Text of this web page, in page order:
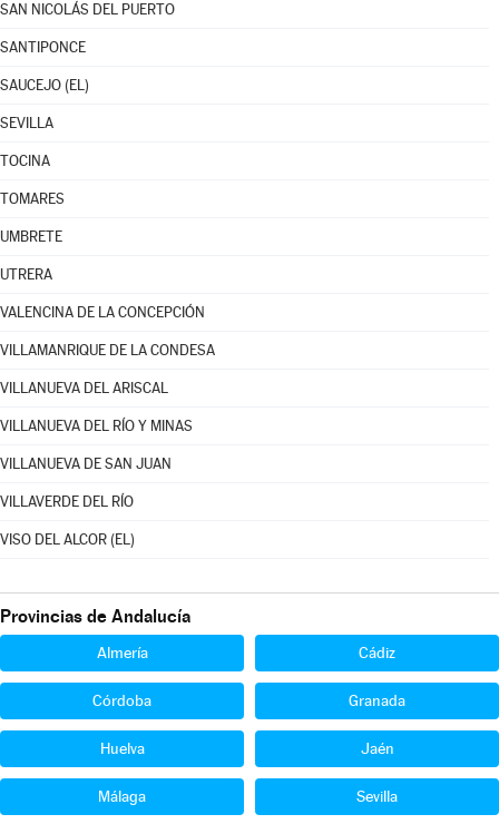
SAN NICOLÁS DEL PUERTO
SANTIPONCE
SAUCEJO (EL)
SEVILLA
TOCINA
TOMARES
UMBRETE
UTRERA
VALENCINA DE LA CONCEPCIÓN
VILLAMANRIQUE DE LA CONDESA
VILLANUEVA DEL ARISCAL
VILLANUEVA DEL RÍO Y MINAS
VILLANUEVA DE SAN JUAN
VILLAVERDE DEL RÍO
VISO DEL ALCOR (EL)
Provincias de Andalucía
Almería Cádiz
Córdoba Granada
Huelva Jaén
Málaga Sevilla